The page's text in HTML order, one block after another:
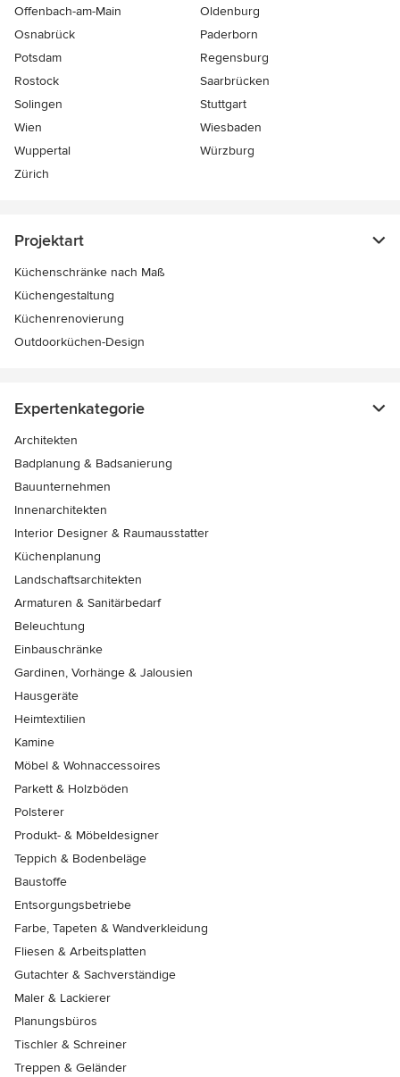
Offenbach-am-Main
Oldenburg
Osnabrück
Paderborn
Potsdam
Regensburg
Rostock
Saarbrücken
Solingen
Stuttgart
Wien
Wiesbaden
Wuppertal
Würzburg
Zürich
Projektart
Küchenschränke nach Maß
Küchengestaltung
Küchenrenovierung
Outdoorküchen-Design
Expertenkategorie
Architekten
Badplanung & Badsanierung
Bauunternehmen
Innenarchitekten
Interior Designer & Raumausstatter
Küchenplanung
Landschaftsarchitekten
Armaturen & Sanitärbedarf
Beleuchtung
Einbauschränke
Gardinen, Vorhänge & Jalousien
Hausgeräte
Heimtextilien
Kamine
Möbel & Wohnaccessoires
Parkett & Holzböden
Polsterer
Produkt- & Möbeldesigner
Teppich & Bodenbeläge
Baustoffe
Entsorgungsbetriebe
Farbe, Tapeten & Wandverkleidung
Fliesen & Arbeitsplatten
Gutachter & Sachverständige
Maler & Lackierer
Planungsbüros
Tischler & Schreiner
Treppen & Geländer